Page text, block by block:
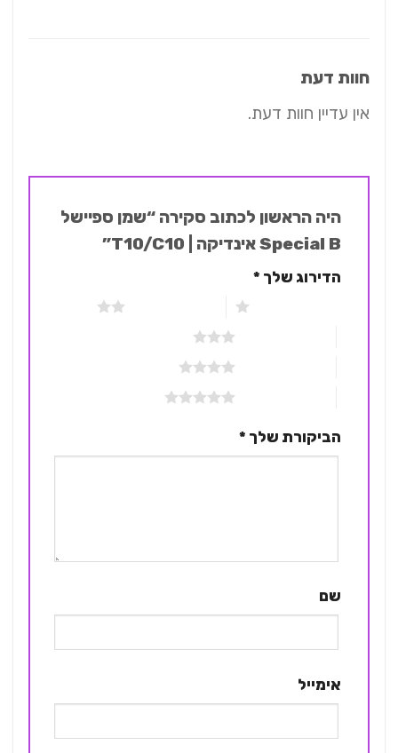
חוות דעת
אין עדיין חוות דעת.
היה הראשון לכתוב סקירה “שמן ספיישל
Special B אינדיקה | T10/C10”
הדירוג שלך*
2 מתוך 5 כוכבים
הביקורת שלך*
שם
אימייל